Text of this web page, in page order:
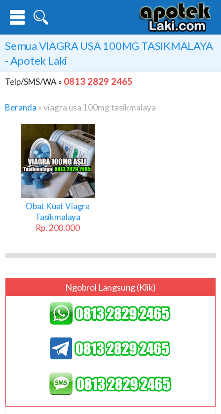
SemuaVIAGRA USA 100MG TASIKMALAYA
- Apotek Laki
Telp/SMS/WA » 0813 2829 2465
Beranda »viagra usa 100mg tasikmalaya
100mg
Tasikmalaya
Obat Kuat Viagra
Tasikmalaya
Rp. 200.000
Ngobrol Langsung (klik)